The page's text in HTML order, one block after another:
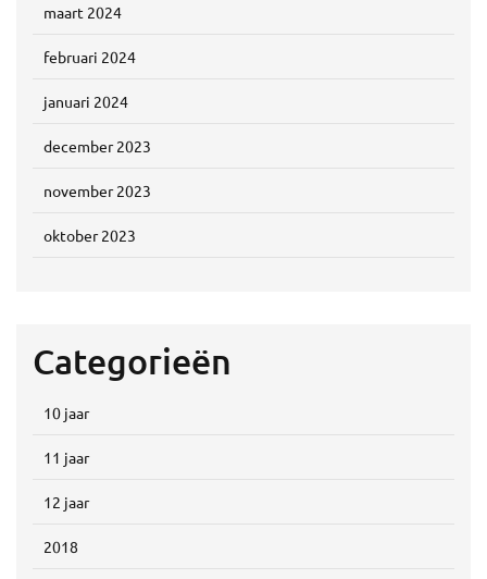
maart 2024
februari 2024
januari 2024
december 2023
november 2023
oktober 2023
Categorieën
10 jaar
11 jaar
12 jaar
2018